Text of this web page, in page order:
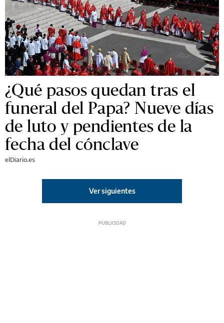
¿Qué pasos quedan tras el
funeral del Papa? Nueve días
de luto y pendientes de la
fecha del cónclave
elDiario.es
Ver siguientes